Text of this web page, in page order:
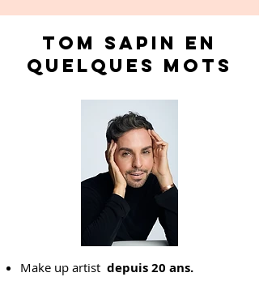
Tom sapin en
quelques mots
Make up artist depuis 20 ans.